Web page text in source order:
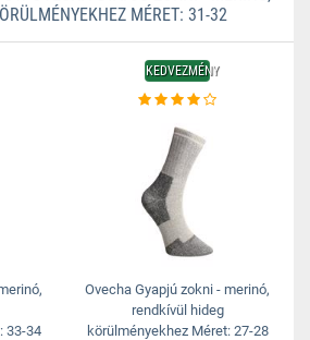
MÉRET: 31-32
33-34
KEDVEZMÉNY
Ovecha Gyapjú zokni - merinó,
rendkívül hideg
körülményekhez Méret: 27-28